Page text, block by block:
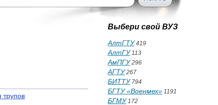
трупов
Выбери свой ВУЗ
АлтГТУ419
АлтГУ113
АмПГУ296
АГТУ267
БИТТУ794
БГТУ «Военмех» 1191
БГМУ172